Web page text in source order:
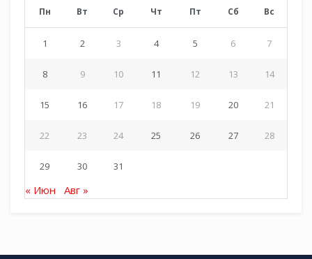
Пн Вт Ср Чт Пт Сб Вс
1 2 3 4 5 6 7
8 9 10 11 12 13 14
15 16 17 18 19 20 21
22 23 24 25 26 27 28
29 30 31
« Июн Авг »